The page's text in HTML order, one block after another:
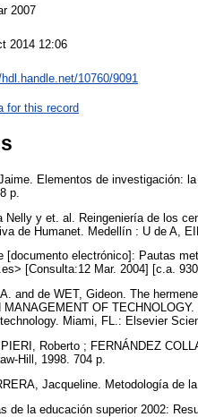
2007
2014 12:06
10760/9091
for this record
Elementos de investigación:
p.
Nelly y et. al. Reingeniería de los
de Humanet. Medellín : U de A,
[documento electrónico]: Pautas
[Consulta:12 Mar. 2004] [c.a.
and de WET, Gideon. The
MANAGEMENT OF
Miami, FL.: Elsevier
Roberto ; FERNÁNDEZ
Hill, 1998. 704 p.
Jacqueline. Metodología
de la educación superior 2002: